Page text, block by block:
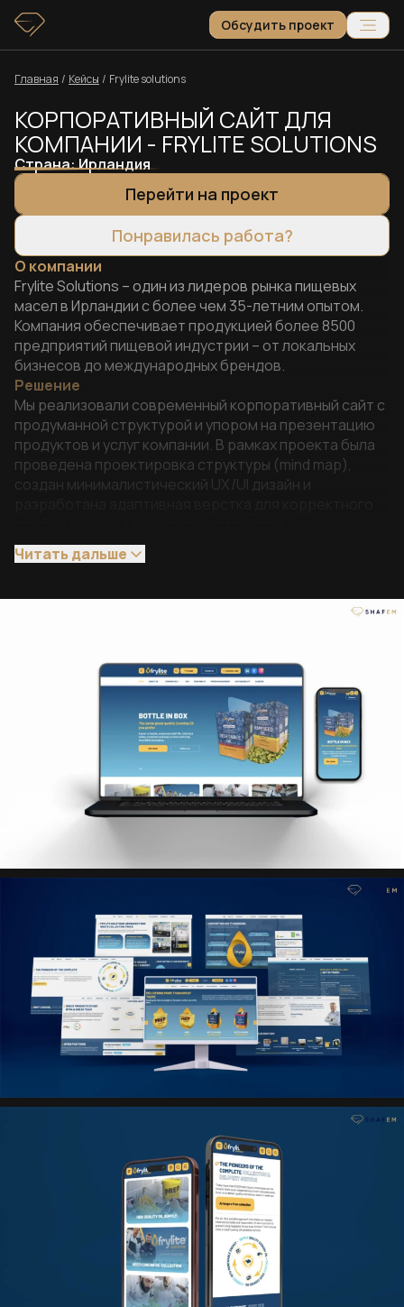
Обсудить проект
Главная / Кейсы / Frylite solutions
КОРПОРАТИВНЫЙ САЙТ ДЛЯ
КОМПАНИИ - FRYLITE SOLUTIONS
Страна:Ирландия
Перейти на проект
Понравилась работа?
О компании
Frylite Solutions – один из лидеров рынка пищевых
масел в Ирландии с более чем 35-летним опытом.
Компания обеспечивает продукцией более 8500
предприятий пищевой индустрии – от локальных
бизнесов до международных брендов.
Решение
Мы реализовали современный корпоративный сайт с
продуманной структурой и упором на презентацию
продуктов и услуг компании. В рамках проекта была
проведена проектировка структуры (mind map),
создан минималистический UX/UI дизайн и
Главная страница построена как ключевой
навигационный хаб с переходами к отдельным
реализованы отдельные landing page с подробным
Добавлен общий поиск по сайту, структурирован
раздел «О компании» на отдельные страницы,
реализована страница партнеров с подробной
информацией в попапах.
Добавлены разделы вакансий с подробными
карточками и возможностью подачи заявки, блог и
сертификаты с фильтрацией, а также контактные
страницы с формами обратной связи. Система
обработки заявок подразумевает удобное
необходимых политик в соответствии с
Создано современный корпоративный сайт, который
эффективно представляет компанию, ее продукты и
услуги, структурирует большой объем информации и
обеспечивает удобное взаимодействие с клиентами
через заявки и контактные формы.
Технологии
Структура проекта (Mind Map)
Figma (UX/UI дизайн)
HTML5
CSS3
Читать дальше